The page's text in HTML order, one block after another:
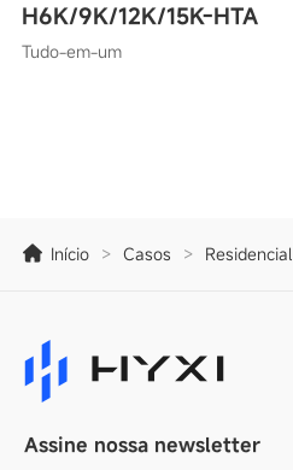
H6K/9K/12K/15K-HTA
Tudo-em-um
Início > Casos > Residencial
Assine nossa newsletter